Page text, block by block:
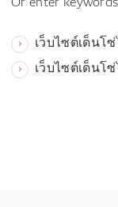
เว็บไซต์เด็นโ
เว็บไซต์เด็นโ